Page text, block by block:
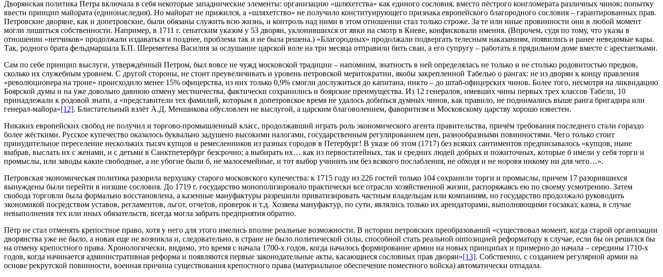
Дворянская политика Петра включала в себя некоторые западнические элементы: организацию «шляхетства» как единого сословия, вместо пёстрого конгломерата различных чинов; попытку
ввести принцип майората (единонаследия). Но майорат не прижился, а «шляхетство» не получило конституирующего признака европейского благородного сословия – гарантированных прав.
Петровские дворяне, как и допетровские, были обязаны служить всю жизнь, и контроль над ними в этом отношении стал только строже. За те или иные провинности они в любой момент
могли лишиться собственности. Например, в 1711 г. сенатским указом у 53 дворян, уклонившихся от явки на смотр в Киеве, конфисковали имения. (Впрочем, судя по тому, что указы в
отношении «нетчиков» продолжали издаваться и позднее, проблема так и не была решена.) «Благородных» продолжали подвергать телесным наказаниям, появились и ранее неведомые кары.
Так, родного брата фельдмаршала Б.П. Шереметева Василия за ослушание царской воле на три месяца отправили бить сваи, а его супругу – работать в прядильном доме вместе с арестантками.
Сам по себе принцип выслуги, утверждённый Петром, был вовсе не чужд московской традиции – напомним, знатность в ней определялась не только и не столько родовитостью предков,
сколько их служебным уровнем. С другой стороны, не стоит преувеличивать и уровень петровской меритократии, якобы закрепленной Табелью о рангах: не из дворян к концу правления
«революционера на троне» происходило менее 15% офицерства, из них только 0,9% смогли дослужиться до капитана, никто – до штаб-офицерских чинов. Более того, несмотря на ликвидацию
Боярской думы и на уже довольно давнюю отмену местничества, фактически сохранились и боярские преимущества. Из 12 генералов, имевших чины первых трех классов Табели, 10
принадлежали к родовой знати, а «представители тех фамилий, которым в допетровское время не удалось добиться думных чинов, как правило, не поднимались выше ранга бригадира или
генерал-майора»[12]. Блистательный взлёт А.Д. Меншикова обусловлен не выслугой, а царским благоволением, фаворитизм и Московскому царству хорошо известен.
Никаких европейских свобод не получил и торгово-промышленный класс, продолжавший играть роль экономического агента правительства, причём требования последнего стали гораздо
более жёсткими. Русское купечество оказалось буквально задушено высокими налогами, государственным регулированием цен, разнообразными повинностями. Чего только стоит
принудительное переселение нескольких тысяч купцов и ремесленников из разных городов в Петербург! В указе об этом (1717) без всяких сантиментов предписывалось «купцов, ныне
выбрав, выслать их с женами, и с детьми в Санктпетербург безсрочно; а выбирать их… как из первостатейных, так и средних людей добрых и пожиточных, которые б имели у себя торги и
промыслы, или заводы какие свободные, а не убогие были б, не малосемейные, и тот выбор учинить им без всякого послабления, не обходя и не норовя никому ни для чего…».
Петровская экономическая политика разорила верхушку старого московского купечества: к 1715 году из 226 гостей только 104 сохранили торги и промыслы, причем 17 разорившихся
вынуждены были перейти в низшие сословия. До 1719 г. государство монополизировало практически все отрасли хозяйственной жизни, распоряжаясь ею по своему усмотрению. Затем
свобода торговли была формально восстановлена, а казенные мануфактуры разрешили приватизировать частным владельцам или компаниям, но государство продолжало руководить
экономикой посредством уставов, регламентов, льгот, отчетов, проверок и т.д. Хозяева мануфактур, по сути, являлись только их арендаторами, выполняющими госзаказ; казна, в случае
невыполнения тех или иных обязательств, всегда могла забрать предприятия обратно.
Пётр не стал отменять крепостное право, хотя у него для этого имелись вполне реальные возможности. В истории петровских преобразований «существовал момент, когда старой организации
дворянства уже не было, а новая еще не возникла и, следовательно, в стране не было политической силы, способной стать реальной оппозицией реформатору в случае, если бы он решился бы
на отмену крепостного права. Хронологически, видимо, это время с начала 1700-х годов, когда началось формирование армии на новых принципах и примерно до начала – середины 1710-х
годов, когда начинается административная реформа и появляются первые законодательные акты, касающиеся сословных прав дворян»[13]. Собственно, с созданием регулярной армии на
основе рекрутской повинности, военная причина существования крепостного права (материальное обеспечение поместного войска) автоматически отпадала.